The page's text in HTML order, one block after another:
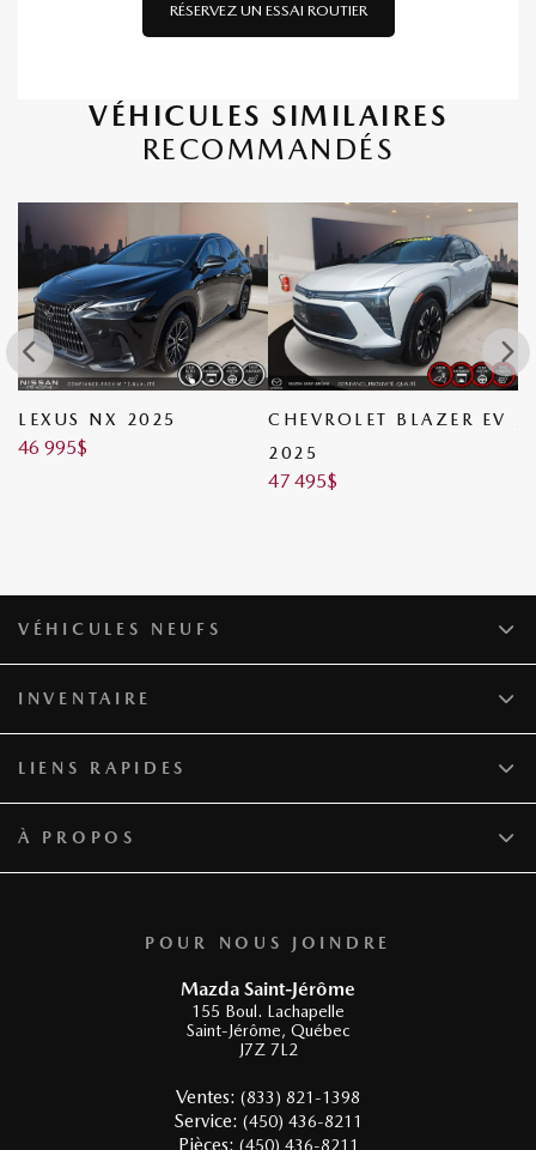
RÉSERVEZ UN ESSAI ROUTIER
VÉHICULES SIMILAIRES
RECOMMANDÉS
LEXUS NX 2025
46 995$
CHEVROLET BLAZER EV
2025
47 495$
POUR NOUS JOINDRE
Mazda Saint-Jérôme
155 Boul. Lachapelle
Saint-Jérôme, Québec
J7Z 7L2
Ventes: (833) 821-1398
Service: (450) 436-8211
Pièces: (450) 436-8211
VÉHICULES NEUFS
INVENTAIRE
LIENS RAPIDES
À PROPOS